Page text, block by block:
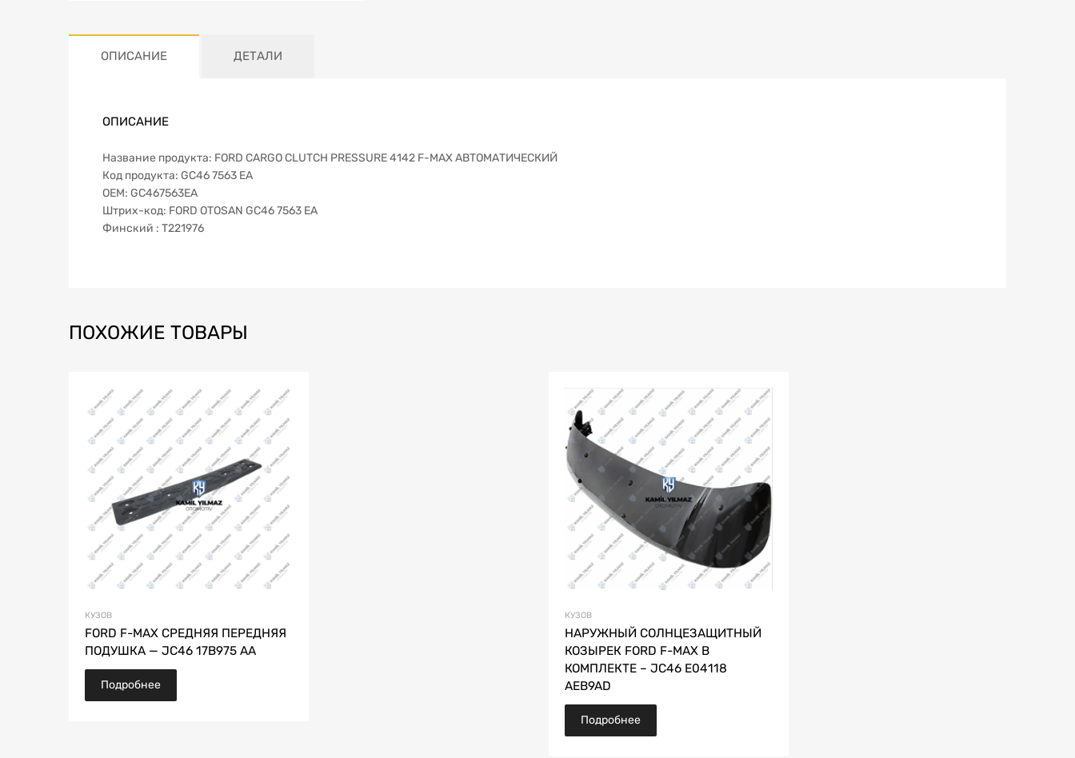
ОПИСАНИЕ ДЕТАЛИ
ОПИСАНИЕ
Название продукта: FORD CARGO CLUTCH PRESSURE 4142 F-MAX АВТОМАТИЧЕСКИЙ
Код продукта: GC46 7563 EA
OEM: GC467563EA
Штрих-код: FORD OTOSAN GC46 7563 EA
Финский : T221976
ПОХОЖИЕ ТОВАРЫ
КУЗОВ
FORD F-MAX СРЕДНЯЯ ПЕРЕДНЯЯ
ПОДУШКА — JC46 17B975 AA
Подробнее
КУЗОВ
НАРУЖНЫЙ СОЛНЦЕЗАЩИТНЫЙ
КОЗЫРЕК FORD F-MAX В
КОМПЛЕКТЕ – JC46 E04118
AEB9AD
Подробнее